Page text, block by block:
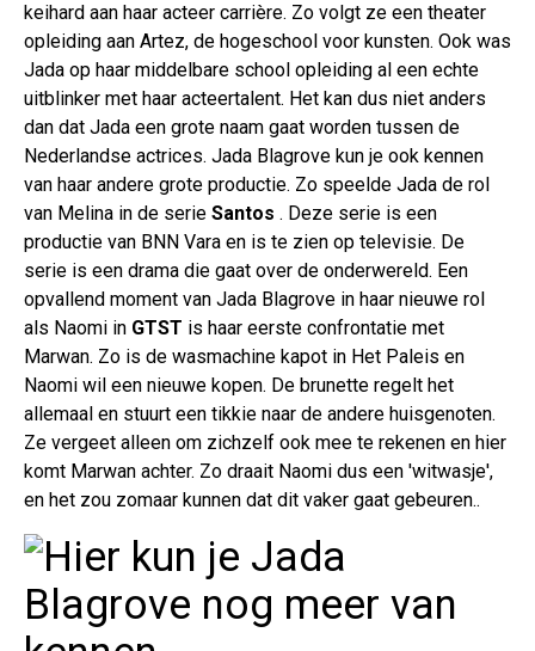
keihard aan haar acteer carrière. Zo volgt ze een theater
opleiding aan Artez, de hogeschool voor kunsten. Ook was
Jada op haar middelbare school opleiding al een echte
uitblinker met haar acteertalent. Het kan dus niet anders
dan dat Jada een grote naam gaat worden tussen de
Nederlandse actrices. Jada Blagrove kun je ook kennen
van haar andere grote productie. Zo speelde Jada de rol
van Melina in de serie Santos . Deze serie is een
productie van BNN Vara en is te zien op televisie. De
serie is een drama die gaat over de onderwereld. Een
opvallend moment van Jada Blagrove in haar nieuwe rol
als Naomi in GTST is haar eerste confrontatie met
Marwan. Zo is de wasmachine kapot in Het Paleis en
Naomi wil een nieuwe kopen. De brunette regelt het
allemaal en stuurt een tikkie naar de andere huisgenoten.
Ze vergeet alleen om zichzelf ook mee te rekenen en hier
komt Marwan achter. Zo draait Naomi dus een 'witwasje',
en het zou zomaar kunnen dat dit vaker gaat gebeuren..